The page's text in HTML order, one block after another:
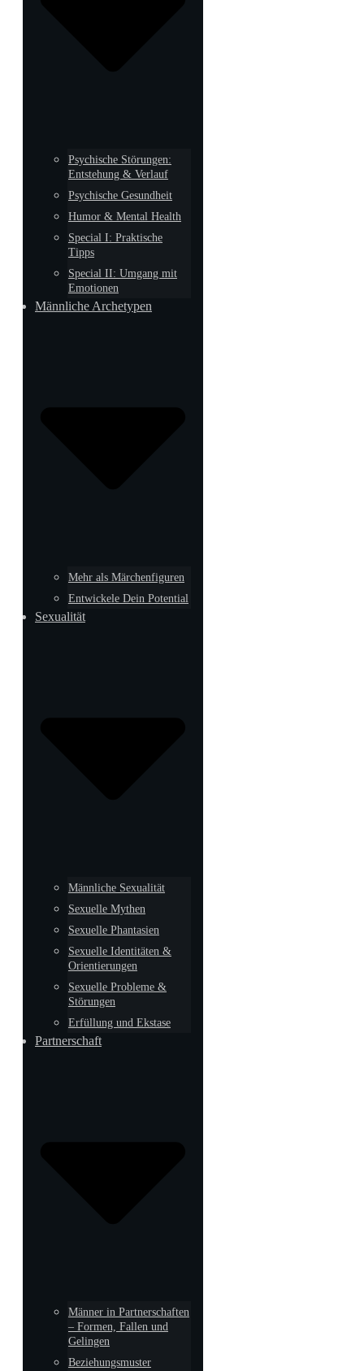
Psychische Störungen:
Entstehung & Verlauf
Psychische Gesundheit
Humor & Mental Health
Special I: Praktische
Tipps
Special II: Umgang mit
Emotionen
Männliche Archetypen
Mehr als Märchenfiguren
Entwickele Dein Potential
Sexualität
Männliche Sexualität
Sexuelle Mythen
Sexuelle Phantasien
Sexuelle Identitäten &
Orientierungen
Sexuelle Probleme &
Störungen
Erfüllung und Ekstase
Partnerschaft
Männer in Partnerschaften
– Formen, Fallen und
Gelingen
Beziehungsmuster